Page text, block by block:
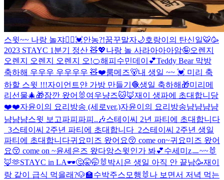
스윗~~ 나랑 놀쟈🙋‍♀️💓안농?!꿈꾸말자🌙호랑이의 탄신일🐯🥳
2023 STAYC 1분기 정산 🧸💖나랑 놀 사라아아아암🤪오렌지
오렌지 오렌지 오렌지 오!🍊해피수민데이💕Teddy Bear 막방
축하해 우우우 우우우우 🧸❤️룸메즈🐻내 생일 ~~ 💓 미리 축
하할 스윗 !!!자이언트얀 가방 만들기🧶생일 축하해🎁미리메
리선물🎄🎁잠깐 왔어🐰 여우냥즈🐱🦊재이 생파에 초대합니당
❤️❤️자윤이의 요리방송 (세로ver.)자윤이의 요리방송냠냠냠냠
냠냠냠스윗 보고파피파피..🎶스테이씨 2년 파티에 초대합니다
_3스테이씨 2주년 파티에 초대합니다_2스테이씨 2주년 생일
파티에 초대합니다귀요미즈 왔어요😚 come on~귀요미즈 왔어
요😚 come on ~윤세은즈 왔다앙스윗인가 봐💕수세미zㅡ~~🐰
🦊🫶STAYC in LA🕶🤔🤫🤭🐰 박시은 생일 아직 안 끝남🥳재이
랑 같이 급식 먹을래?🐶🏫수박주스 모행🐰 나 보면서 저녁 먹는